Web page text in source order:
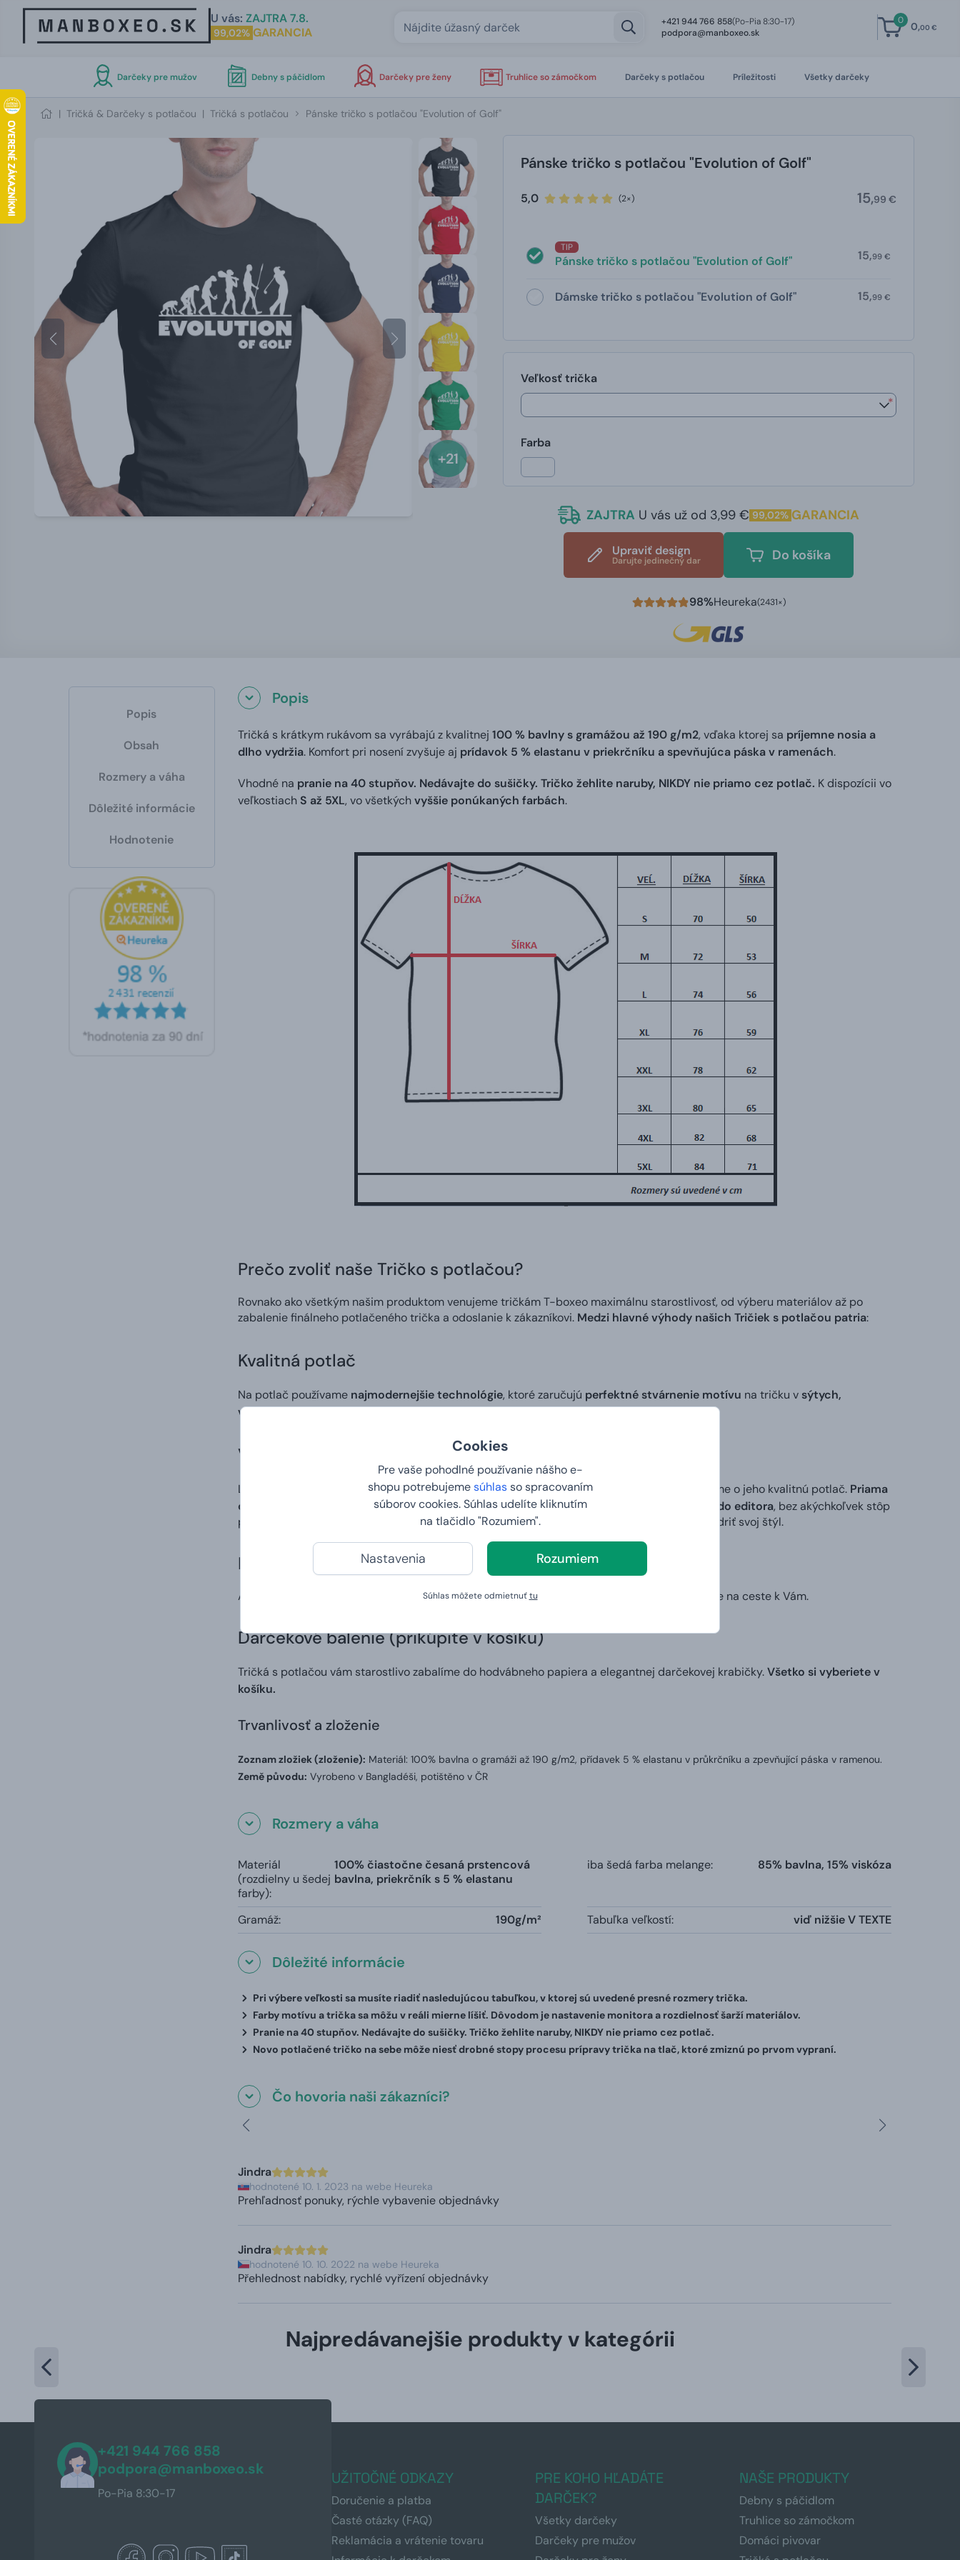
Cookies
Pre vaše pohodlné používanie nášho e-
shopu potrebujemesúhlasso spracovaním
súborov cookies. Súhlas udelíte kliknutím
na tlačidlo "Rozumiem".
Nastavenia Rozumiem
Súhlas môžete odmietnuťtu
U vás: ZAJTRA 7.8.
99,02% GARANCIA
+421 944 766 858(Po-Pia 8:30-17)
podpora@manboxeo.sk
0 0,00 €
Darčeky pre mužov Debny s páčidlom Darčeky pre ženy Truhlice so zámočkom Darčeky s potlačou Príležitosti Všetky darčeky
| Tričká & Darčeky s potlačou | Tričká s potlačou Pánske tričko s potlačou "Evolution of Golf"
+21
Pánske tričko s potlačou "Evolution of Golf"
5,0 (2×) 15,99 €
TIP
Pánske tričko s potlačou "Evolution of Golf" 15,99 €
Dámske tričko s potlačou "Evolution of Golf" 15,99 €
Veľkosť trička
*
Farba
ZAJTRA U vás už od 3,99 € 99,02% GARANCIA
Upraviť design
Darujte jedinečný dar Do košíka
98%Heureka(2431×)
Popis
Obsah
Rozmery a váha
Dôležité informácie
Hodnotenie
Popis
Tričká s krátkym rukávom sa vyrábajú z kvalitnej 100 % bavlny s gramážou až 190 g/m2, vďaka ktorej sa príjemne nosia a
dlho vydržia. Komfort pri nosení zvyšuje aj prídavok 5 % elastanu v priekrčníku a spevňujúca páska v ramenách.
Vhodné na pranie na 40 stupňov. Nedávajte do sušičky. Tričko žehlite naruby, NIKDY nie priamo cez potlač. K dispozícii vo
veľkostiach S až 5XL, vo všetkýchvyššie ponúkaných farbách.
Prečo zvoliť naše Tričko s potlačou?
Rovnako ako všetkým našim produktom venujeme tričkám T-boxeo maximálnu starostlivosť, od výberu materiálov až po
zabalenie finálneho potlačeného trička a odoslanie k zákazníkovi.Medzi hlavné výhody našich Tričiek s potlačou patria:
Kvalitná potlač
Na potlač používamenajmodernejšie technológie, ktoré zaručujú perfektné stvárnenie motívu na tričku vsýtych,
výrazných a stálych farbách. Použité farby súzdravotne nezávadné.
Vlastný dizajn
Ľahko a rýchlo si v našom editoremôžete vytvoriť vlastný dizajnna tričko a my sa postaráme o jeho kvalitnú potlač. Priama
digitálna potlač
zaručuje, žemotív na tričku bude presnou kópiou obrázku, ktorý vložíte do editora, bez akýchkoľvek stôp
po procese tlače. Ideálny spôsob, ako niekomu pripraviť skutočne osobitý darček alebo vyjadriť svoj štýl.
Doručenie do 2. dňa
A to vrátane vašej vlastnej potlače. Vy nám zadáte tričko vašich snov a na druhý deň už bude na ceste k Vám.
Darčekové balenie (prikúpite v košíku)
Tričká s potlačou vám starostlivo zabalíme do hodvábneho papiera a elegantnej darčekovej krabičky.Všetko si vyberiete v
košíku.
Trvanlivosť a zloženie
Zoznam zložiek (zloženie): Materiál: 100% bavlna o gramáži až 190 g/m2, přídavek 5 % elastanu v průkrčníku a zpevňující páska v ramenou.
Země původu: Vyrobeno v Bangladéši, potištěno v ČR
Rozmery a váha
Materiál
(rozdielny u šedej
farby):
100% čiastočne česaná prstencová
bavlna, priekrčník s 5 % elastanu
iba šedá farba melange: 85% bavlna, 15% viskóza
Gramáž: 190g/m² Tabuľka veľkostí: viď nižšie V TEXTE
Dôležité informácie
Pri výbere veľkosti sa musíte riadiť nasledujúcou tabuľkou, v ktorej sú uvedené presné rozmery trička.
Farby motívu a trička sa môžu v reáli mierne líšiť. Dôvodom je nastavenie monitora a rozdielnosť šarží materiálov.
Pranie na 40 stupňov. Nedávajte do sušičky. Tričko žehlite naruby, NIKDY nie priamo cez potlač.
Novo potlačené tričko na sebe môže niesť drobné stopy procesu prípravy trička na tlač, ktoré zmiznú po prvom vypraní.
Čo hovoria naši zákazníci?
Jindra
hodnotené 10. 1. 2023 na webe Heureka
Prehľadnosť ponuky, rýchle vybavenie objednávky
Jindra
hodnotené 10. 10. 2022 na webe Heureka
Přehlednost nabídky, rychlé vyřízení objednávky
Najpredávanejšie produkty v kategórii
+421 944 766 858
podpora@manboxeo.sk
Po-Pia 8:30-17
UŽITOČNÉ ODKAZY
Doručenie a platba
Časté otázky (FAQ)
Reklamácia a vrátenie tovaru
PRE KOHO HĽADÁTE
DARČEK?
Všetky darčeky
Darčeky pre mužov
NAŠE PRODUKTY
Debny s páčidlom
Truhlice so zámočkom
Domáci pivovar